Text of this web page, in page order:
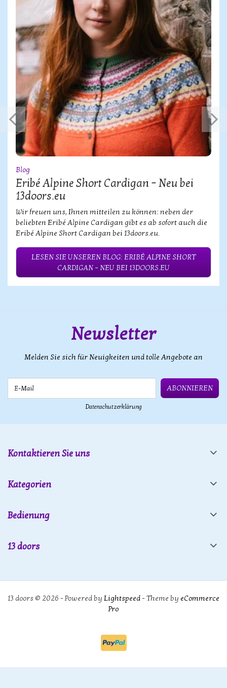
Blog
Eribé Alpine Short Cardigan – Neu bei
13doors.eu
Wir freuen uns, Ihnen mitteilen zu können: neben der
beliebten Eribé Alpine Cardigan gibt es ab sofort auch die
Eribé Alpine Short Cardigan bei 13doors.eu.
LESEN SIE UNSEREN BLOG: ERIBÉ ALPINE SHORT
CARDIGAN – NEU BEI 13DOORS.EU
Newsletter
Melden Sie sich für Neuigkeiten und tolle Angebote an
ABONNIEREN
Datenschutzerklärung
Kontaktieren Sie uns
Kategorien
Bedienung
13 doors
13 doors © 2026 - Powered by Lightspeed- Theme by eCommerce
Pro